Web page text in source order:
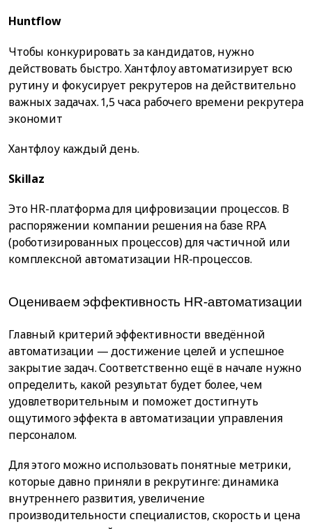
Huntflow
Чтобы конкурировать за кандидатов, нужно
действовать быстро. Хантфлоу автоматизирует всю
рутину и фокусирует рекрутеров на действительно
важных задачах. 1,5 часа рабочего времени рекрутера
экономит
Хантфлоу каждый день.
Skillaz
Это HR-платформа для цифровизации процессов. В
распоряжении компании решения на базе RPA
(роботизированных процессов) для частичной или
комплексной автоматизации HR-процессов.
Оцениваем эффективность HR-автоматизации
Главный критерий эффективности введённой
автоматизации — достижение целей и успешное
закрытие задач. Соответственно ещё в начале нужно
определить, какой результат будет более, чем
удовлетворительным и поможет достигнуть
ощутимого эффекта в автоматизации управления
персоналом.
Для этого можно использовать понятные метрики,
которые давно приняли в рекрутинге: динамика
внутреннего развития, увеличение
производительности специалистов, скорость и цена